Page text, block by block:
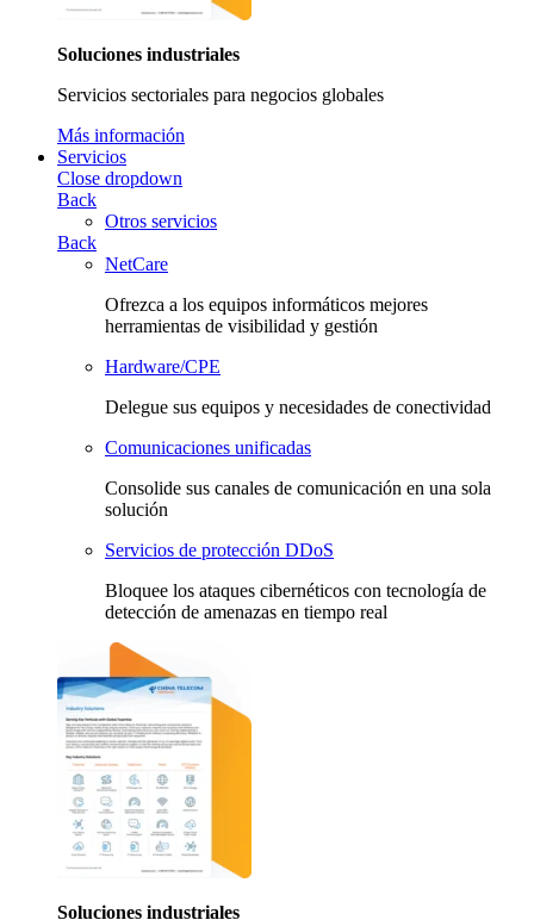
Soluciones industriales
Servicios sectoriales para negocios globales
Más información
Servicios
Close dropdown
Back
Otros servicios
Back
NetCare
Ofrezca a los equipos informáticos mejores
herramientas de visibilidad y gestión
Hardware/CPE
Delegue sus equipos y necesidades de conectividad
Comunicaciones unificadas
Consolide sus canales de comunicación en una sola
solución
Servicios de protección DDoS
Bloquee los ataques cibernéticos con tecnología de
detección de amenazas en tiempo real
Soluciones industriales